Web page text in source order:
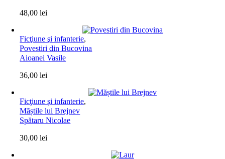
48,00lei
Ficţiune şi infanterie,
Povestiri din Bucovina
Aioanei Vasile
36,00lei
Ficţiune şi infanterie,
Măștile lui Brejnev
Spătaru Nicolae
30,00lei